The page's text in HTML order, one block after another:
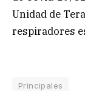
Unidad de
respiradores
Principales